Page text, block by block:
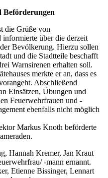
Beförderungen
die Grüße von
informierte über die derzeit
Bevölkerung. Hierzu sollen
und die Stadtteile beschafft
Warnsirenen erhalten soll.
merkte er an, dass es
Abschließend
Einsätzen, Übungen und
Feuerwehrfrauen und -
ebenfalls nicht möglich
Markus Knoth beförderte
Hannah Kremer, Jan Kraut
-mann ernannt.
Etienne Bissinger, Lennart